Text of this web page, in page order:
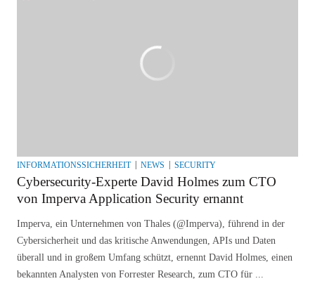
INFORMATIONSSICHERHEIT NEWS SECURITY
Cybersecurity-Experte David Holmes zum CTO
von Imperva Application Security ernannt
Imperva, ein Unternehmen von Thales (@Imperva), führend in der
Cybersicherheit und das kritische Anwendungen, APIs und Daten
überall und in großem Umfang schützt, ernennt David Holmes, einen
bekannten Analysten von Forrester Research, zum CTO für ...